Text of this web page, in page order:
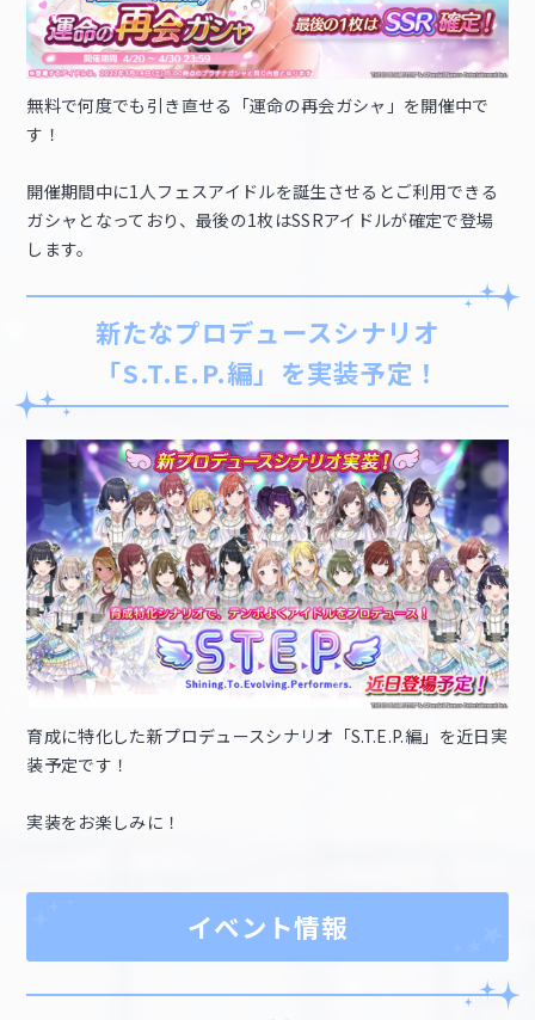
無料で何度でも引き直せる「運命の再会ガシャ」を開催中で
す！
開催期間中に1人フェスアイドルを誕生させるとご利用できる
ガシャとなっており、最後の1枚はSSRアイドルが確定で登場
します。
新たなプロデュースシナリオ
「S.T.E.P.編」を実装予定！
育成に特化した新プロデュースシナリオ「S.T.E.P.編」を近日実
装予定です！
実装をお楽しみに！
イベント情報